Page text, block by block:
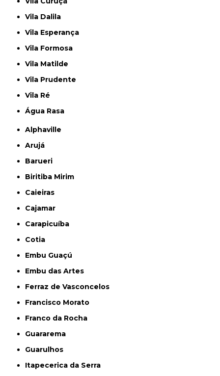
Vila Dalila
Vila Esperança
Vila Formosa
Vila Matilde
Vila Prudente
Vila Ré
Água Rasa
Alphaville
Arujá
Barueri
Biritiba Mirim
Caieiras
Cajamar
Carapicuíba
Cotia
Embu Guaçú
Embu das Artes
Ferraz de Vasconcelos
Francisco Morato
Franco da Rocha
Guararema
Guarulhos
Itapecerica da Serra